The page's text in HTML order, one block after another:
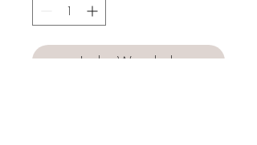
In den Warenkorb